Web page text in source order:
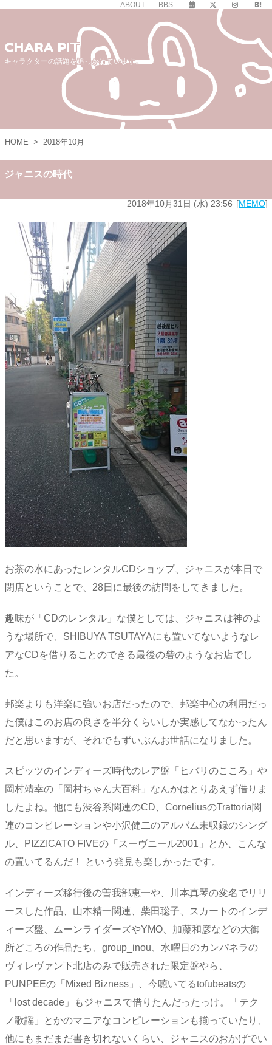
ABOUT BBS
CHARA PIT
キャラクターの話題を追っかけています。
HOME > 2018年10月
ジャニスの時代
2018年10月31日 (水) 23:56 MEMO
お茶の水にあったレンタルCDショップ、ジャニスが本日で
閉店ということで、28日に最後の訪問をしてきました。
趣味が「CDのレンタル」な僕としては、ジャニスは神のよ
うな場所で、SHIBUYA TSUTAYAにも置いてないようなレ
アなCDを借りることのできる最後の砦のようなお店でし
た。
邦楽よりも洋楽に強いお店だったので、邦楽中心の利用だっ
た僕はこのお店の良さを半分くらいしか実感してなかったん
だと思いますが、それでもずいぶんお世話になりました。
スピッツのインディーズ時代のレア盤「ヒバリのこころ」や
岡村靖幸の「岡村ちゃん大百科」なんかはとりあえず借りま
したよね。他にも渋谷系関連のCD、CorneliusのTrattoria関
連のコンピレーションや小沢健二のアルバム未収録のシング
ル、PIZZICATO FIVEの「スーヴニール2001」とか、こんな
の置いてるんだ！ という発見も楽しかったです。
インディーズ移行後の曽我部恵一や、川本真琴の変名でリリ
ースした作品、山本精一関連、柴田聡子、スカートのインデ
ィーズ盤、ムーンライダーズやYMO、加藤和彦などの大御
所どころの作品たち、group_inou、水曜日のカンパネラの
ヴィレヴァン下北店のみで販売された限定盤やら、
PUNPEEの「Mixed Bizness」、今聴いてるtofubeatsの
「lost decade」もジャニスで借りたんだったっけ。「テク
ノ歌謡」とかのマニアなコンピレーションも揃っていたり、
他にもまだまだ書き切れないくらい、ジャニスのおかげでい